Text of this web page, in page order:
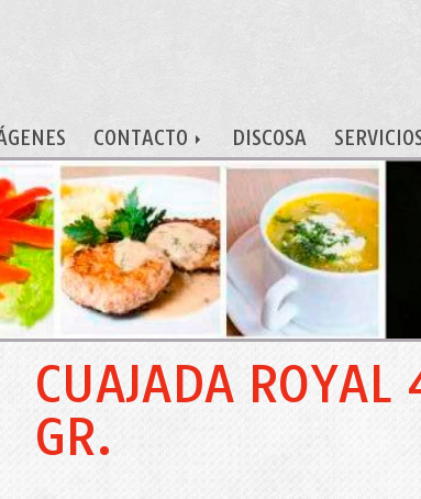
CONTACTO DISCOSA
CUAJADA ROYAL
GR.